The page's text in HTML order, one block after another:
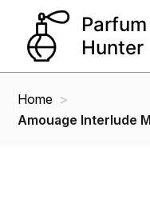
Home
Amouage Interlude